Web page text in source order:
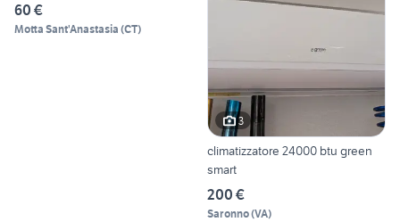
60 €
Motta Sant'Anastasia (CT)
3
climatizzatore 24000 btu green
smart
200 €
Saronno(VA)